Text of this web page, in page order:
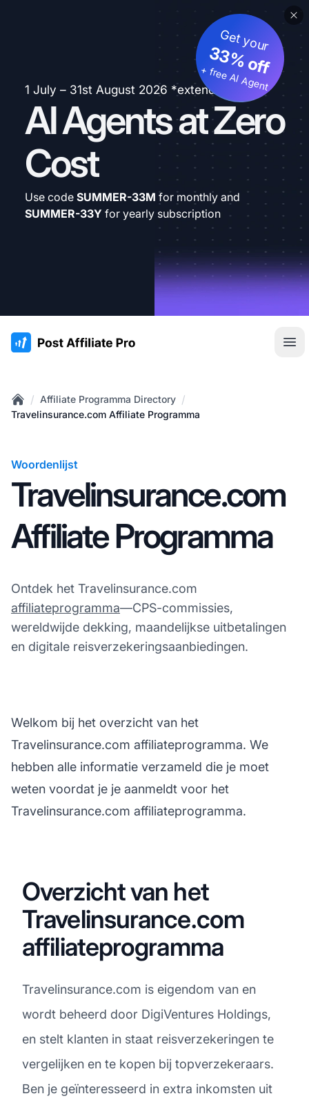
1 July – 31st August 2026 *extended
AI Agents at Zero
Cost
Get your
33% off
+ free AI Agent
Use code SUMMER-33M for monthly and
SUMMER-33Y for yearly subscription
:site.title
Home
/ Affiliate Programma Directory /
Travelinsurance.com Affiliate Programma
Woordenlijst
Travelinsurance.com
Affiliate Programma
Ontdek het Travelinsurance.com
affiliateprogramma—CPS-commissies,
wereldwijde dekking, maandelijkse uitbetalingen
en digitale reisverzekeringsaanbiedingen.
Welkom bij het overzicht van het
Travelinsurance.com affiliateprogramma. We
hebben alle informatie verzameld die je moet
weten voordat je je aanmeldt voor het
Travelinsurance.com affiliateprogramma.
Overzicht van het
Travelinsurance.com
affiliateprogramma
Travelinsurance.com is eigendom van en
wordt beheerd door DigiVentures Holdings,
en stelt klanten in staat reisverzekeringen te
vergelijken en te kopen bij topverzekeraars.
Ben je geïnteresseerd in extra inkomsten uit